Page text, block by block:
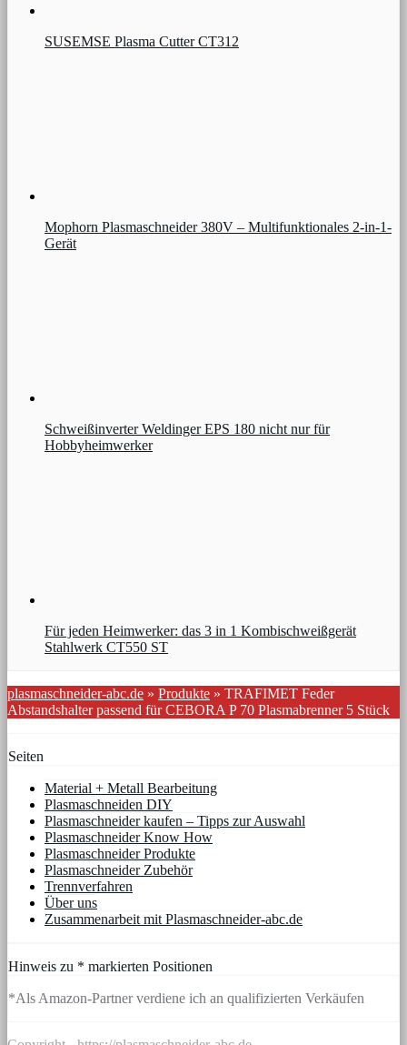
SUSEMSE Plasma Cutter CT312
Mophorn Plasmaschneider 380V – Multifunktionales 2-in-1-
Gerät
Schweißinverter Weldinger EPS 180 nicht nur für
Hobbyheimwerker
Für jeden Heimwerker: das 3 in 1 Kombischweißgerät
Stahlwerk CT550 ST
plasmaschneider-abc.de » Produkte » TRAFIMET Feder
Abstandshalter passend für CEBORA P 70 Plasmabrenner 5 Stück
Seiten
Material + Metall Bearbeitung
Plasmaschneiden DIY
Plasmaschneider kaufen – Tipps zur Auswahl
Plasmaschneider Know How
Plasmaschneider Produkte
Plasmaschneider Zubehör
Trennverfahren
Über uns
Zusammenarbeit mit Plasmaschneider-abc.de
Hinweis zu * markierten Positionen
*Als Amazon-Partner verdiene ich an qualifizierten Verkäufen